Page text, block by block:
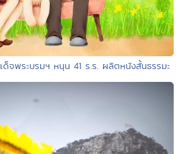
ด็จพระบรมฯ หนุน 41 ร.ร. ผลิตหนังสั้นธรรมะ